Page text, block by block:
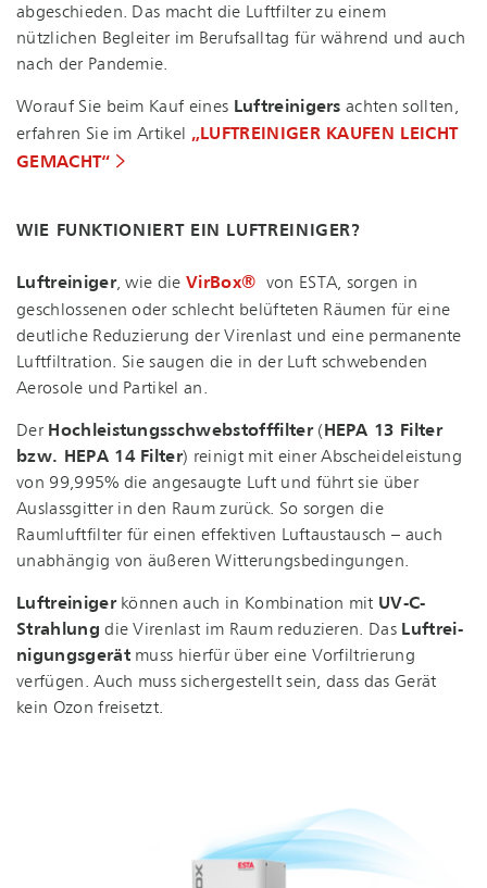
abgeschieden. Das macht die Luftfilter zu einem
nützlichen Begleiter im Berufsalltag für während und auch
nach der Pandemie.
Worauf Sie beim Kauf eines Luftreinigers achten sollten,
erfahren Sie im Artikel „LUFTREINIGER KAUFEN LEICHT
GEMACHT“
WIE FUNKTIONIERT EIN LUFTREINIGER?
Luftreiniger, wie dieVirBox® von ESTA, sorgen in
geschlossenen oder schlecht belüfteten Räumen für eine
deutliche Reduzierung der Virenlast und eine permanente
Luftfiltration. Sie saugen die in der Luft schwebenden
Aerosole und Partikel an.
Der Hoch­leis­tungs­schweb­stoff­fil­ter( HEPA 13 Filter
bzw. HEPA 14 Filter) reinigt mit einer Ab­schei­de­leis­tung
von 99,995% die angesaugte Luft und führt sie über
Auslassgitter in den Raum zurück. So sorgen die
Raumluftfilter für einen effektiven Luftaustausch – auch
unabhängig von äußeren Wit­te­rungs­be­din­gun­gen.
Luftreinigerkönnen auch in Kombination mit UV-C-
Strahlung die Virenlast im Raum reduzieren. Das Luft­rei­
ni­gungs­ge­rätmuss hierfür über eine Vorfiltrierung
verfügen. Auch muss sichergestellt sein, dass das Gerät
kein Ozon freisetzt.